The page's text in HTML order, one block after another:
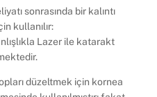
sonrasında bir kalıntı
kullanılır:
Lazer ile katarakt
düzeltmek için kornea